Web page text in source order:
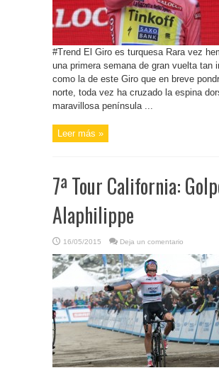
#Trend El Giro es turquesa Rara vez
una primera semana de gran vuelta tan
como la de este Giro que en breve
norte, toda vez ha cruzado la espina
maravillosa península ...
Leer más »
7ª Tour California:
Alaphilippe
16/05/2015 Deja un comentario